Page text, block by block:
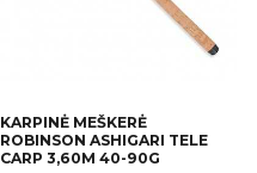
KARPINĖ MEŠKERĖ
ROBINSON ASHIGARI TELE
CARP 3,60M 40-90G